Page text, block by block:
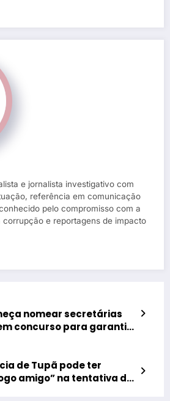
e jornalista investigativo com
referência em comunicação
pelo compromisso com a
e reportagens de impacto
nomear secretárias
concurso para garantir
de Tupã pode ter
amigo” na tentativa de